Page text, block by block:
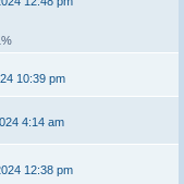
10:39 pm
4:14 am
12:38 pm